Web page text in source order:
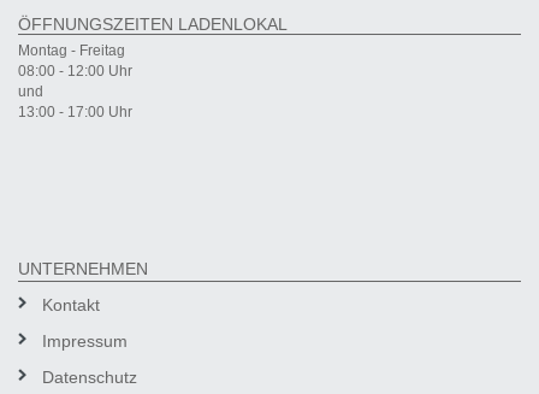
ÖFFNUNGSZEITEN LADENLOKAL
Montag - Freitag
08:00 - 12:00 Uhr
und
13:00 - 17:00 Uhr
UNTERNEHMEN
Kontakt
Impressum
Datenschutz